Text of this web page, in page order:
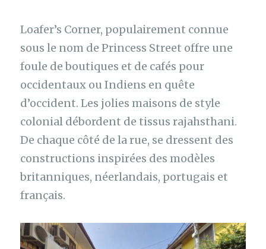
Loafer’s Corner, populairement connue
sous le nom de Princess Street offre une
foule de boutiques et de cafés pour
occidentaux ou Indiens en quête
d’occident. Les jolies maisons de style
colonial débordent de tissus rajahsthani.
De chaque côté de la rue, se dressent des
constructions inspirées des modèles
britanniques, néerlandais, portugais et
français.